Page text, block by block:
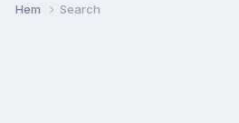
Hem Search